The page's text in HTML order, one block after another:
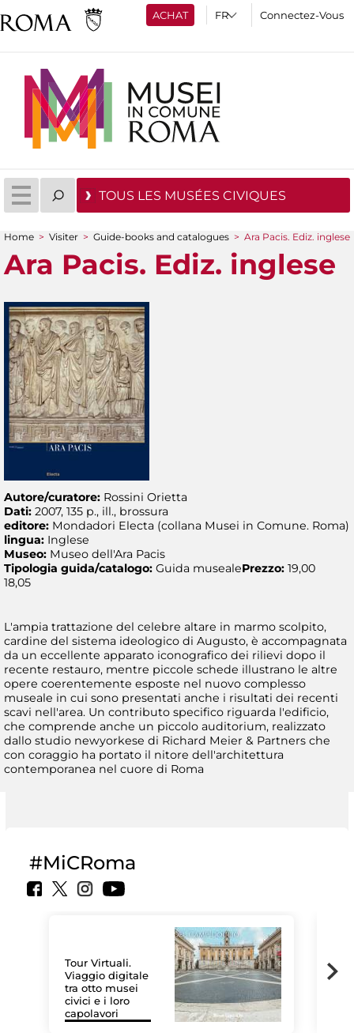
ACHAT Connectez-Vous
TOUS LES MUSÉES CIVIQUES
You are here
Home > Visiter > Guide-books and catalogues > Ara Pacis. Ediz. inglese
Ara Pacis. Ediz. inglese
Autore/curatore: Rossini Orietta
Dati: 2007, 135 p., ill., brossura
editore: Mondadori Electa (collana Musei in Comune. Roma)
lingua: Inglese
Museo: Museo dell'Ara Pacis
Tipologia guida/catalogo: Guida musealePrezzo: 19,00
18,05
L'ampia trattazione del celebre altare in marmo scolpito,
cardine del sistema ideologico di Augusto, è accompagnata
da un eccellente apparato iconografico dei rilievi dopo il
recente restauro, mentre piccole schede illustrano le altre
opere coerentemente esposte nel nuovo complesso
museale in cui sono presentati anche i risultati dei recenti
scavi nell'area. Un contributo specifico riguarda l'edificio,
che comprende anche un piccolo auditorium, realizzato
dallo studio newyorkese di Richard Meier & Partners che
con coraggio ha portato il nitore dell'architettura
contemporanea nel cuore di Roma
#MiCRoma
Tour Virtuali.
Viaggio digitale
tra otto musei
civici e i loro
capolavori